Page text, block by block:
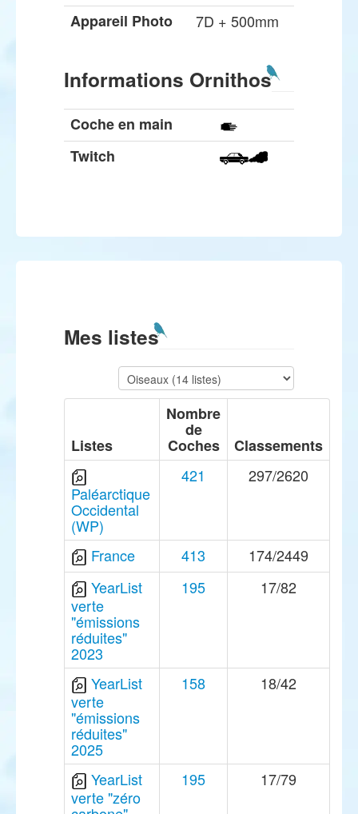
Appareil Photo
7D + 500mm
Informations Ornithos
Coche en main
Twitch
Mes listes
Listes
Nombre
de
Coches Classements
Paléarctique
Occidental
(WP)
421 297/2620
France 413
174/2449
YearList
verte
"émissions
réduites"
2023
195 17/82
YearList
verte
"émissions
réduites"
2025
158 18/42
YearList
verte "zéro
195 17/79